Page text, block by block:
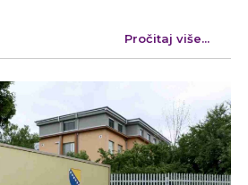
Pročitaj više...